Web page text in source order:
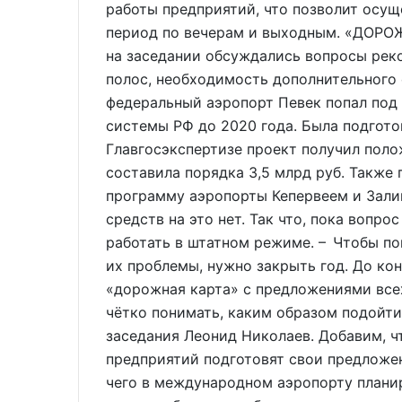
работы предприятий, что позволит
период по вечерам и выходным.
на заседании обсуждались вопросы
полос, необходимость
федеральный аэропорт Певек попал
системы РФ до 2020 года. Была
Главгосэкспертизе проект получил
составила порядка 3,5 млрд руб.
программу аэропорты Кепервеем и
средств на это нет. Так что, пока
работать в штатном режиме. – Чтобы
их проблемы, нужно закрыть год. До
«дорожная карта» с предложениями
чётко понимать, каким образом
заседания Леонид Николаев. Добавим,
предприятий подготовят свои
чего в международном аэропорту